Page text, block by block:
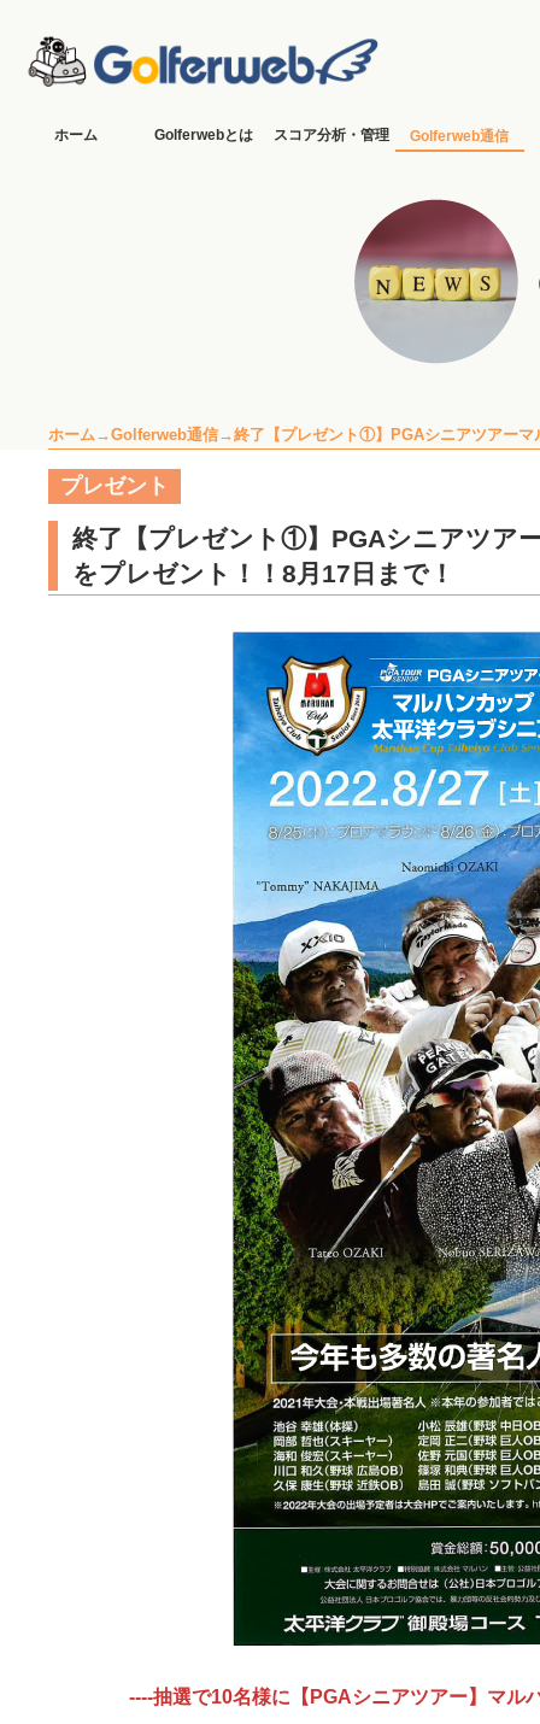
ホーム Golferwebとは スコア分析・管理 Golferweb通信
ホーム Golferweb通信 終了【プレゼント①】PGAシニアツアーマ
プレゼント
終了【プレゼント①】PGAシニアツア
をプレゼント！！8月17日まで！
----抽選で10名様に【PGAシニアツアー】マル